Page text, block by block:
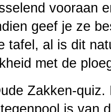
vooraan
geef je ze
tafel, al is dit
met de
Zakken-
is van